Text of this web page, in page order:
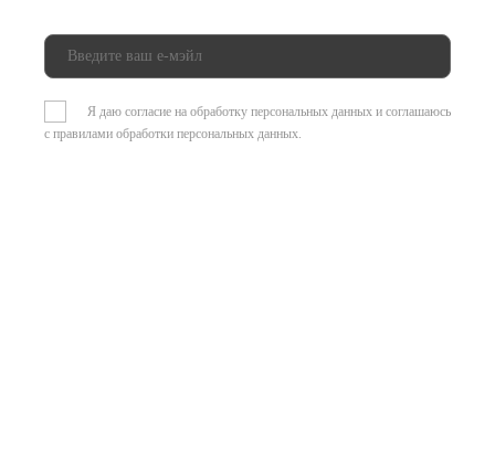
Я даю согласие на обработку персональных данных и соглашаюсь
с правилами обработки персональных данных.